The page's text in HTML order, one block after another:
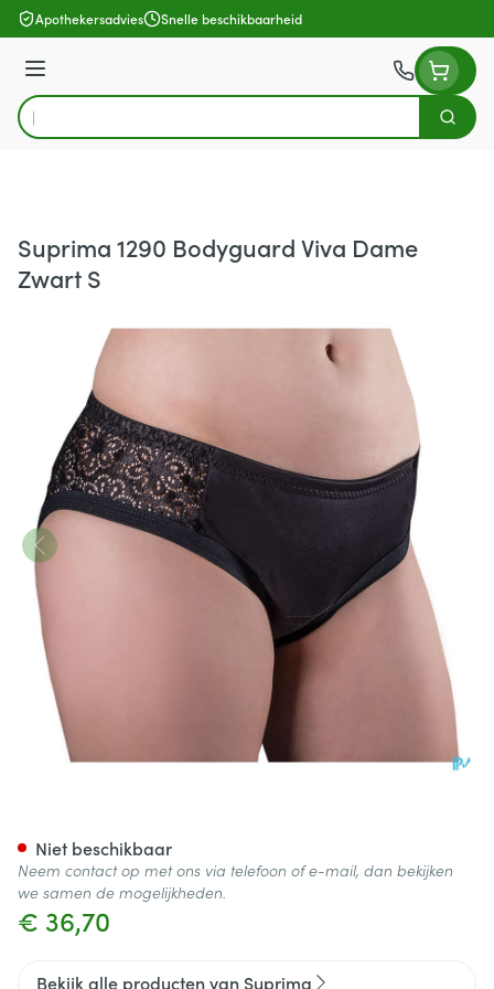
Ga naar de inhoud
Apothekersadvies Snelle beschikbaarheid
Menu
Product, merk, categorie...
Zoek
Suprima 1290 Bodyguard Viva Dame
Zwart S
€ 36,70
Niet beschikbaar
Neem contact op met ons via telefoon of e-mail, dan bekijken
we samen de mogelijkheden.
Bekijk alle producten van Suprima